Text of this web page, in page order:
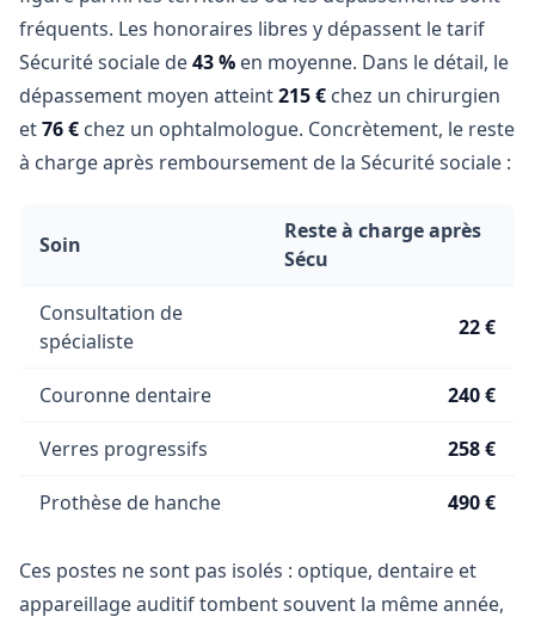
fréquents. Les honoraires libres y dépassent le tarif
Sécurité sociale de43 % en moyenne. Dans le détail, le
dépassement moyen atteint215 € chez un chirurgien
et76 € chez un ophtalmologue. Concrètement, le reste
à charge après remboursement de la Sécurité sociale :
Soin
Reste à charge après
Sécu
Consultation de
spécialiste
22 €
Couronne dentaire 240 €
Verres progressifs 258 €
Prothèse de hanche 490 €
Ces postes ne sont pas isolés : optique, dentaire et
appareillage auditif tombent souvent la même année,